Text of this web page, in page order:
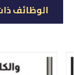
الوظائف